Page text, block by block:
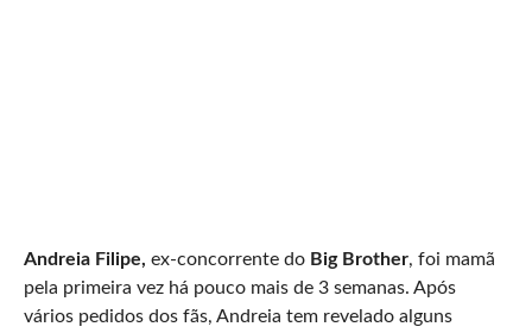
Andreia Filipe, ex-concorrente doBig Brother, foi mamã
pela primeira vez há pouco mais de 3 semanas. Após
vários pedidos dos fãs, Andreia tem revelado alguns